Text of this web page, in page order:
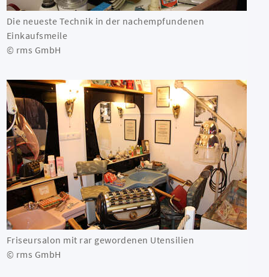
Die neueste Technik in der nachempfundenen
Einkaufsmeile
© rms GmbH
Friseursalon mit rar gewordenen Utensilien
© rms GmbH